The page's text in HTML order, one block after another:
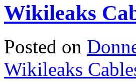
Wikileaks
Posted on
Wikileaks